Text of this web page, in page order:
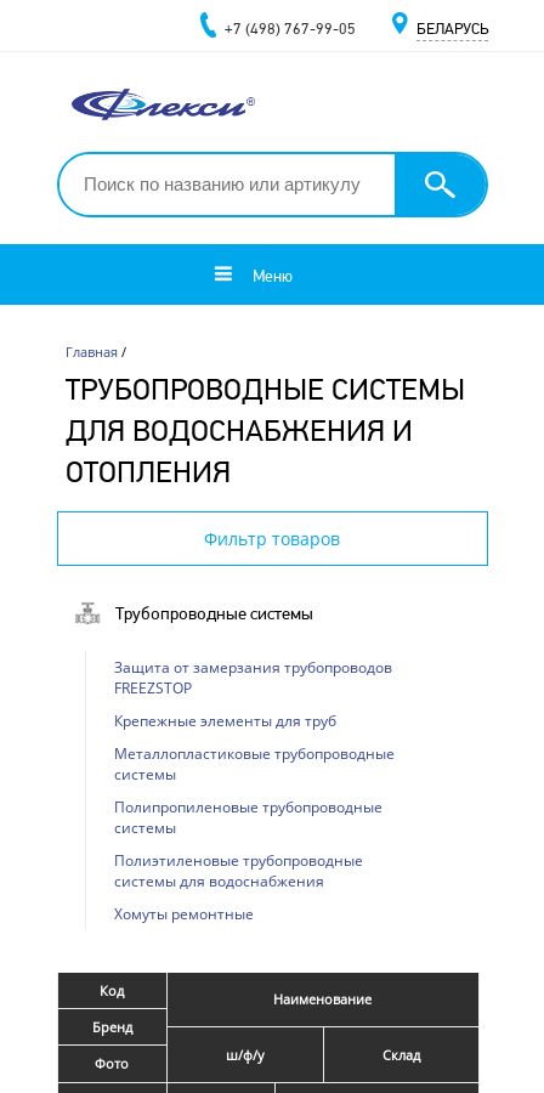
+7 (498) 767-99-05 БЕЛАРУСЬ
Меню
Главная/
ТРУБОПРОВОДНЫЕ СИСТЕМЫ
ДЛЯ ВОДОСНАБЖЕНИЯ И
ОТОПЛЕНИЯ
Фильтр товаров
Трубопроводные системы
Защита от замерзания трубопроводов
FREEZSTOP
Крепежные элементы для труб
Металлопластиковые трубопроводные
системы
Полипропиленовые трубопроводные
системы
Полиэтиленовые трубопроводные
системы для водоснабжения
Хомуты ремонтные
Код
Бренд
Фото
Наименование
ш/ф/у Склад